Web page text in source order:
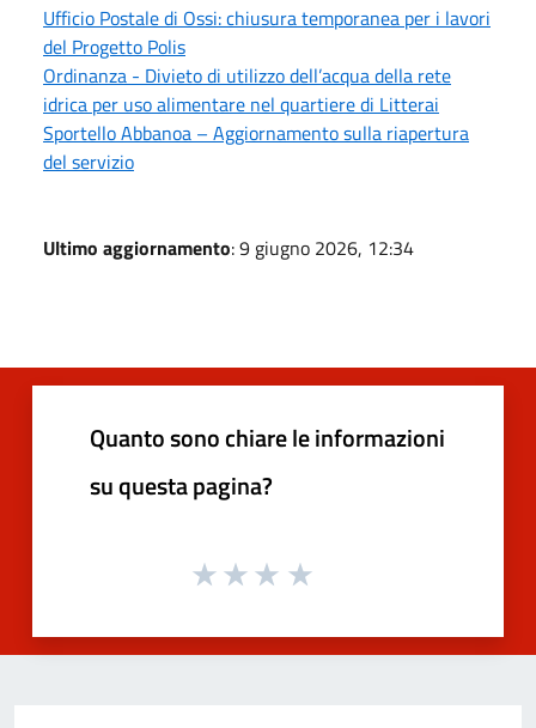
Ufficio Postale di Ossi: chiusura temporanea per i lavori
del Progetto Polis
Ordinanza - Divieto di utilizzo dell’acqua della rete
idrica per uso alimentare nel quartiere di Litterai
Sportello Abbanoa – Aggiornamento sulla riapertura
del servizio
Ultimo aggiornamento: 9 giugno 2026, 12:34
Quanto sono chiare le informazioni
su questa pagina?